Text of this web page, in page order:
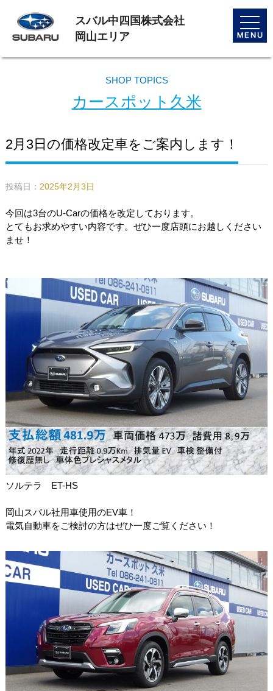
toggle
スバル中四国株式会社
岡山エリア
SHOP TOPICS
カースポット久米
2月3日の価格改定車をご案内します！
投稿日： 2025年2月3日
今回は3台のU-Carの価格を改定しております。
とてもお求めやすい内容です。ぜひ一度店頭にお越しください
ませ！
ソルテラ ET-HS
岡山スバル社用車使用のEV車！
電気自動車をご検討の方はぜひ一度ご覧ください！